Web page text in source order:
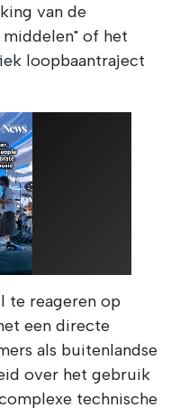
van de
of het
loopbaantraject
te reageren op
een directe
als buitenlandse
over het gebruik
technische